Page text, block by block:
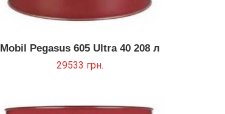
Mobil Pegasus 605 Ultra 40 208 л
29533 грн.